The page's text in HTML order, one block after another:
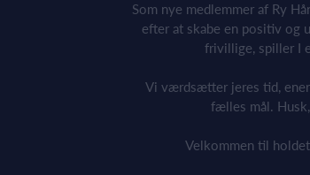
Som nye medlemmer af Ry
efter at skabe en positiv og
frivillige, spiller I
Vi værdsætter jeres tid,
fælles mål.
Velkommen til